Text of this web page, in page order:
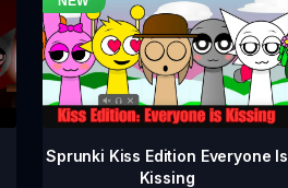
Sprunki Kiss Edition Everyone Is
Kissing